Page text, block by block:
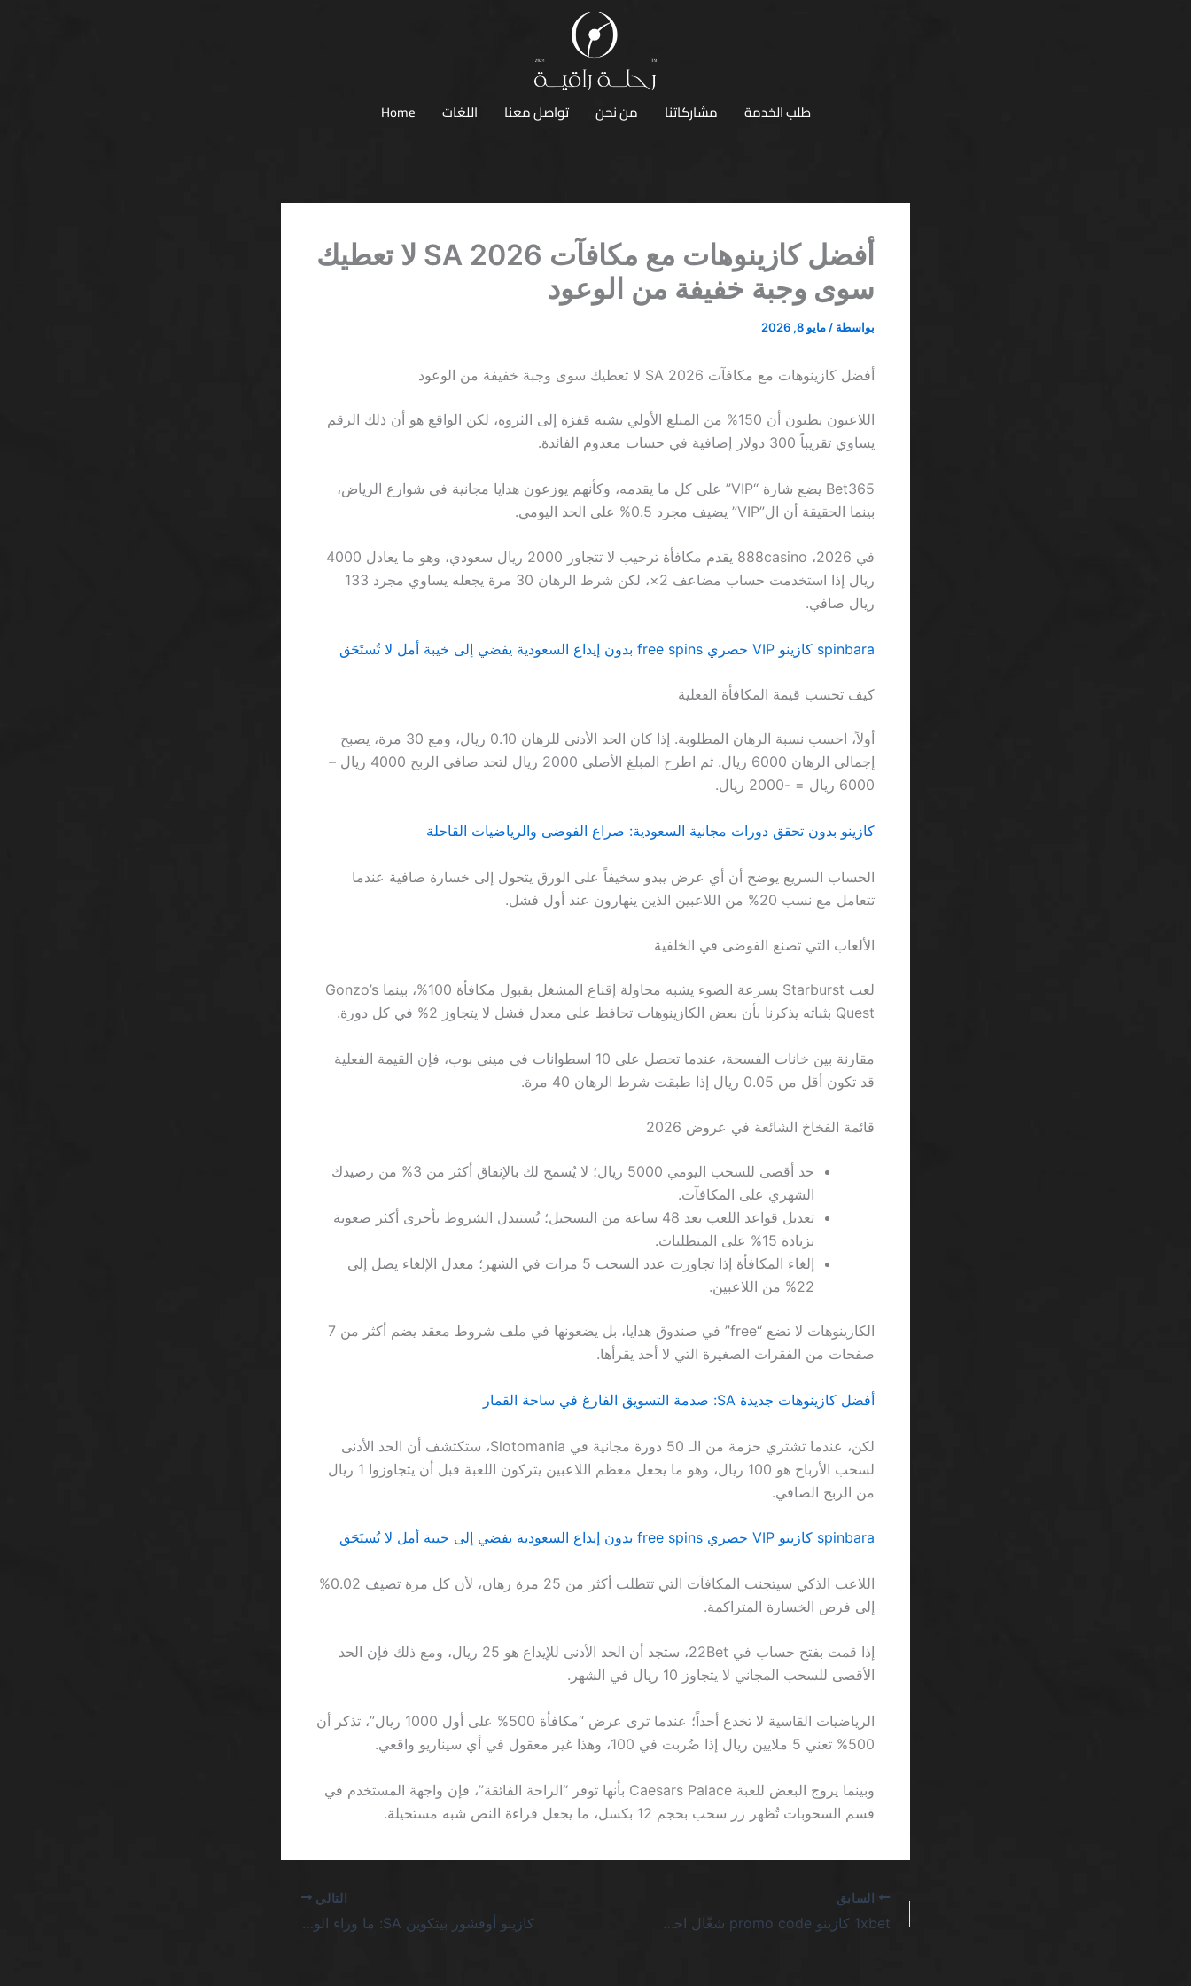
طلب الخدمة مشاركاتنا من نحن تواصل معنا اللغات Home
أفضل كازينوهات مع مكافآت 2026 SA لا تعطيك
سوى وجبة خفيفة من الوعود
بواسطة / مايو 8, 2026
أفضل كازينوهات مع مكافآت 2026 SA لا تعطيك سوى وجبة خفيفة من الوعود
اللاعبون يظنون أن 150% من المبلغ الأولي يشبه قفزة إلى الثروة، لكن الواقع هو أن ذلك الرقم
يساوي تقريباً 300 دولار إضافية في حساب معدوم الفائدة.
Bet365 يضع شارة “VIP” على كل ما يقدمه، وكأنهم يوزعون هدايا مجانية في شوارع الرياض،
بينما الحقيقة أن ال”VIP” يضيف مجرد 0.5% على الحد اليومي.
في 2026، 888casino يقدم مكافأة ترحيب لا تتجاوز 2000 ريال سعودي، وهو ما يعادل 4000
ريال إذا استخدمت حساب مضاعف 2×، لكن شرط الرهان 30 مرة يجعله يساوي مجرد 133
ريال صافي.
spinbara كازينو VIP حصري free spins بدون إيداع السعودية يفضي إلى خيبة أمل لا تُستَحَق
كيف تحسب قيمة المكافأة الفعلية
أولاً، احسب نسبة الرهان المطلوبة. إذا كان الحد الأدنى للرهان 0.10 ريال، ومع 30 مرة، يصبح
إجمالي الرهان 6000 ريال. ثم اطرح المبلغ الأصلي 2000 ريال لتجد صافي الربح 4000 ريال –
6000 ريال = -2000 ريال.
كازينو بدون تحقق دورات مجانية السعودية: صراع الفوضى والرياضيات القاحلة
الحساب السريع يوضح أن أي عرض يبدو سخيفاً على الورق يتحول إلى خسارة صافية عندما
تتعامل مع نسب 20% من اللاعبين الذين ينهارون عند أول فشل.
الألعاب التي تصنع الفوضى في الخلفية
لعب Starburst بسرعة الضوء يشبه محاولة إقناع المشغل بقبول مكافأة 100%، بينما Gonzo’s
Quest بثباته يذكرنا بأن بعض الكازينوهات تحافظ على معدل فشل لا يتجاوز 2% في كل دورة.
مقارنة بين خانات الفسحة، عندما تحصل على 10 اسطوانات في ميني بوب، فإن القيمة الفعلية
قد تكون أقل من 0.05 ريال إذا طبقت شرط الرهان 40 مرة.
قائمة الفخاخ الشائعة في عروض 2026
حد أقصى للسحب اليومي 5000 ريال؛ لا يُسمح لك بالإنفاق أكثر من 3% من رصيدك
الشهري على المكافآت.
تعديل قواعد اللعب بعد 48 ساعة من التسجيل؛ تُستبدل الشروط بأخرى أكثر صعوبة
بزيادة 15% على المتطلبات.
إلغاء المكافأة إذا تجاوزت عدد السحب 5 مرات في الشهر؛ معدل الإلغاء يصل إلى
22% من اللاعبين.
الكازينوهات لا تضع “free” في صندوق هدايا، بل يضعونها في ملف شروط معقد يضم أكثر من 7
صفحات من الفقرات الصغيرة التي لا أحد يقرأها.
أفضل كازينوهات جديدة SA: صدمة التسويق الفارغ في ساحة القمار
لكن، عندما تشتري حزمة من الـ 50 دورة مجانية في Slotomania، ستكتشف أن الحد الأدنى
لسحب الأرباح هو 100 ريال، وهو ما يجعل معظم اللاعبين يتركون اللعبة قبل أن يتجاوزوا 1 ريال
من الربح الصافي.
spinbara كازينو VIP حصري free spins بدون إيداع السعودية يفضي إلى خيبة أمل لا تُستَحَق
اللاعب الذكي سيتجنب المكافآت التي تتطلب أكثر من 25 مرة رهان، لأن كل مرة تضيف 0.02%
إلى فرص الخسارة المتراكمة.
إذا قمت بفتح حساب في 22Bet، ستجد أن الحد الأدنى للإيداع هو 25 ريال، ومع ذلك فإن الحد
الأقصى للسحب المجاني لا يتجاوز 10 ريال في الشهر.
الرياضيات القاسية لا تخدع أحداً؛ عندما ترى عرض “مكافأة 500% على أول 1000 ريال”، تذكر أن
500% تعني 5 ملايين ريال إذا ضُربت في 100، وهذا غير معقول في أي سيناريو واقعي.
وبينما يروج البعض للعبة Caesars Palace بأنها توفر “الراحة الفائقة”، فإن واجهة المستخدم في
قسم السحوبات تُظهر زر سحب بحجم 12 بكسل، ما يجعل قراءة النص شبه مستحيلة.
السابق
1xbet كازينو promo code شغّال احصل عليه فوراً السعودية – الحقيقة القاسية خلف الوعود الزائفة
التالي
كازينو أوفشور بيتكوين SA: ما وراء الوعود المجنونة للربح السريع